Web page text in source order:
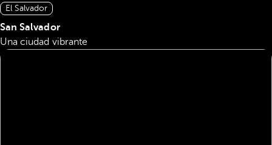
El Salvador
San Salvador
Una ciudad vibrante